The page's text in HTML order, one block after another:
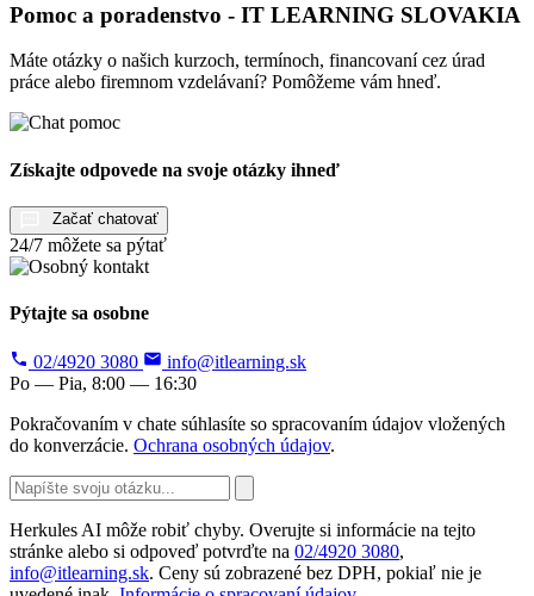
Pomoc a poradenstvo - IT LEARNING SLOVAKIA
Máte otázky o našich kurzoch, termínoch, financovaní cez úrad
práce alebo firemnom vzdelávaní? Pomôžeme vám hneď.
Získajte odpovede na svoje otázky ihneď
Začať chatovať
24/7 môžete sa pýtať
Pýtajte sa osobne
02/4920 3080
info@itlearning.sk
Po — Pia, 8:00 — 16:30
Pokračovaním v chate súhlasíte so spracovaním údajov vložených
do konverzácie. Ochrana osobných údajov.
Herkules AI môže robiť chyby. Overujte si informácie na tejto
stránke alebo si odpoveď potvrďte na 02/4920 3080,
info@itlearning.sk. Ceny sú zobrazené bez DPH, pokiaľ nie je